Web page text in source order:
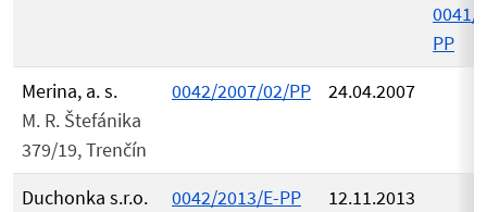
0041/
PP
Merina, a. s.
M. R. Štefánika
379/19, Trenčín
0042/2007/02/PP 24.04.2007
Duchonka s.r.o.
0042/2013/E-PP 12.11.2013